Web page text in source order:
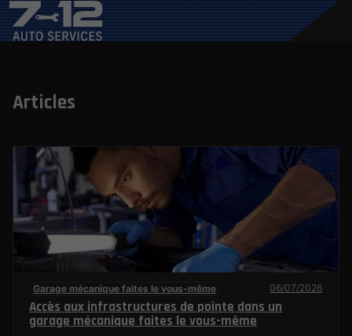
Articles
Garage mécanique faites le vous-même 06/07/2026
Accès aux infrastructures de pointe dans un
garage mécanique faites le vous-même